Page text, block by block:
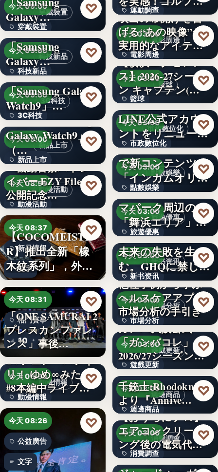
文字
穿戴裝置
今天 09:00
穿戴裝置
文字
Galaxy…
♡
科技新品
今天 09:00
科技新品
文字
＜ソフトバンク＞
「Samsung
Galaxy…
♡
3C科技
今天 09:00
3C科技
文字
＜ドコモ＞
「Samsung Galaxy
Watch9」…
♡
新品上市
今天 09:00
新品上市
文字
＜au＞「Samsung
Galaxy Watch9」
（…
♡
動漫活動
今天 08:59
動漫活動
3,000円
『機動警察パトレ
イバー EZY File 2』
公開記念…
♡
今天 08:37
新品情報
文字
【COCOMEISTE
R】推出全新「橡
木紋系列」，外層
採…
♡
今天 08:31
格鬥賽事
10
「ONE SAMURAI 2
プレスカンファレ
ンス」事後…
♡
動漫情報
今天 08:30
動漫情報
19,800円
TVアニメ「バンド
リ！ ゆめ∞みた」
#8本編中ライブ映
像…
♡
今天 08:26
公益廣告
文字
♡
運動調查
34%
始め…
電影周邊
今天 03:00
電影周邊
75
映画の幕開けを告
げる“あの映像”が
実用的なアイテム
に！「…
♡
籃球
今天 03:00
籃球
3
【横浜エクセレン
ス】2026-27シーズ
ン キャプテン(…
♡
市政數位化
今天 03:00
市政數位化
文字
千葉県茂原市が
LINE公式アカウ
ントをリニューア
ル！プレ…
♡
點數娛樂
今天 03:00
點數娛樂
文字
ポイントインカム
で新コンテンツ
「インカムオリ
パ」開始
♡
旅遊優惠
今天 03:00
旅遊優惠
文字
Peachで行くテー
マパーク周辺の
「舞浜エリア」ホ
テルも…
♡
新书资讯
今天 03:00
新书资讯
文字
かつての成功が、
未来の失敗を生
む。GHQに禁じら
れた「禁…
♡
市場分析
今天 03:00
市場分析
500
他社事例から学ぶ
ヘルスケアアプリ
市場分析の手引き
♡
遊戲更新
今天 03:00
遊戲更新
150
ガンバ大阪公式
「ガンバコレ」
2026/27シーズン開
幕！…
♡
週邊商品
今天 03:00
週邊商品
880円
千銃士:Rhodoknight
より『Annive…
♡
消費調查
今天 03:00
消費調查
【おうちにプロ】
エアコンクリーニ
ング後の電気代削
減の実感…
♡
TVアニメ『天幕の